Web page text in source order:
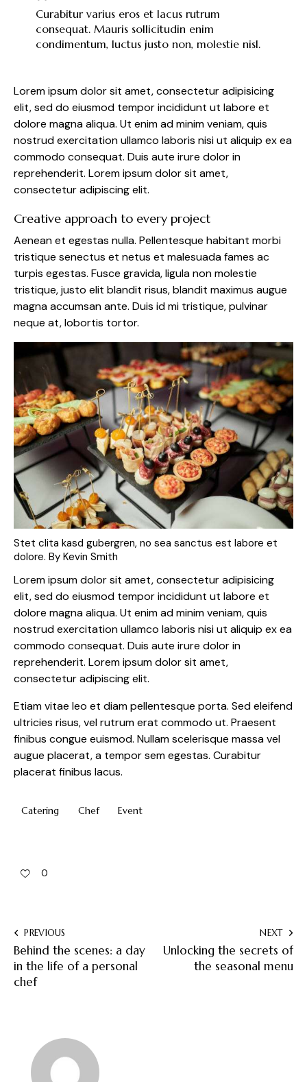
Curabitur varius eros et lacus rutrum
consequat. Mauris sollicitudin enim
condimentum, luctus justo non, molestie nisl.
Lorem ipsum dolor sit amet, consectetur adipisicing
elit, sed do eiusmod tempor incididunt ut labore et
dolore magna aliqua. Ut enim ad minim veniam, quis
nostrud exercitation ullamco laboris nisi ut aliquip ex ea
commodo consequat. Duis aute irure dolor in
reprehenderit. Lorem ipsum dolor sit amet,
consectetur adipiscing elit.
Creative approach to every project
Aenean et egestas nulla. Pellentesque habitant morbi
tristique senectus et netus et malesuada fames ac
turpis egestas. Fusce gravida, ligula non molestie
tristique, justo elit blandit risus, blandit maximus augue
magna accumsan ante. Duis id mi tristique, pulvinar
neque at, lobortis tortor.
Stet clita kasd gubergren, no sea sanctus est labore et
dolore. By Kevin Smith
Lorem ipsum dolor sit amet, consectetur adipisicing
elit, sed do eiusmod tempor incididunt ut labore et
dolore magna aliqua. Ut enim ad minim veniam, quis
nostrud exercitation ullamco laboris nisi ut aliquip ex ea
commodo consequat. Duis aute irure dolor in
reprehenderit. Lorem ipsum dolor sit amet,
consectetur adipiscing elit.
Etiam vitae leo et diam pellentesque porta. Sed eleifend
ultricies risus, vel rutrum erat commodo ut. Praesent
finibus congue euismod. Nullam scelerisque massa vel
augue placerat, a tempor sem egestas. Curabitur
placerat finibus lacus.
Catering Chef Event
0
PREVIOUS
Behind the scenes: a day
in the life of a personal
chef
NEXT
Unlocking the secrets of
the seasonal menu